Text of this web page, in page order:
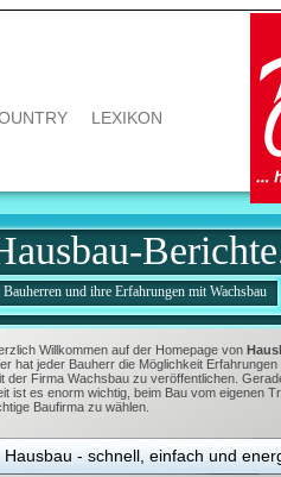
LEXIKON
Bauherren und ihre Erfahrungen mit Wachsbau
Willkommen auf der Homepage von
hat jeder Bauherr die Möglichkeit
der Firma Wachsbau zu veröffentlichen.
ist es enorm wichtig, beim Bau vom eigenen
Baufirma zu wählen.
Hausbau - schnell, einfach und